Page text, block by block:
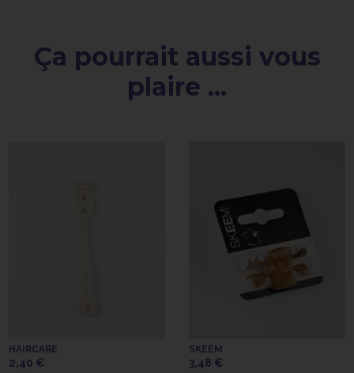
Ça pourrait aussi vous
plaire ...
HAIRCARE
2,40 €
SKEEM
3,48 €